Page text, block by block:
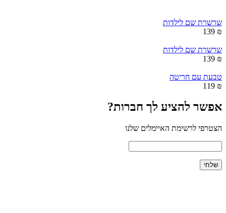
שרשרת שם לילדות
₪ 139
שרשרת שם לילדות
₪ 139
טבעת עם חריטה
₪ 119
אפשר להציע לך חברות?
הצטרפי לרשימת האיימלים שלנו